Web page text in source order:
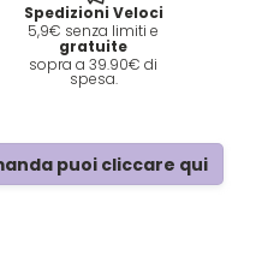
Spedizioni Veloci
5,9€ senza limiti e
gratuite
sopra a 39.90€ di
spesa.
puoi cliccare qui